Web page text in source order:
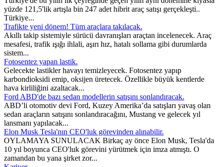
yüzde 121,5'lik artışla bin 247 adet hibrit araç satışı gerçekleşti..
Türkiye...
Trafikte yeni dönem! Tüm araçlara takılacak.
Akıllı takip sistemiyle sürücü davranışları araçtan incelenecek. Araç
mesafesi, trafik ışığı ihlali, aşırı hız, hatalı sollama gibi durumlarda
sistem...
Fotosentez yapan lastik.
Gelecekte lastikler havayı temizleyecek. Fotosentez yapıp
karbondioksidi emip, oksijen üretecek. Özellikle büyük kentlerde
hava kirliliğini azaltacak...
Ford ABD'de bazı sedan modellerin satışını sonlandıracak.
ABD’li otomotiv devi Ford, Kuzey Amerika’da satışları yavaş olan
sedan araçların satışını sonlandıracağını, Mustang ve gelecek yıl
lansmanı yapılacak...
Elon Musk Tesla'nın CEO'luk görevinden alınabilir.
OYLAMAYA SUNULACAK Birkaç ay önce Elon Musk, Tesla'da
10 yıl boyunca CEO'luk görevini yürütmek için imza atmıştı. O
zamandan bu yana şirket zor...